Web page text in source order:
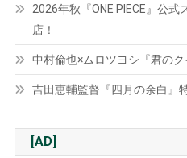
2026年秋『ONE PIECE』公
店！
中村倫也×ムロツヨシ『君の
吉田恵輔監督『四月の余白』
[AD]